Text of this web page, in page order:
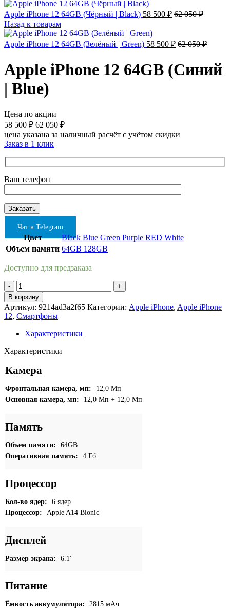
Apple iPhone 12 64GB (Чёрный | Black) 58 500 ₽ 62 050₽
Назад к товарам
Apple iPhone 12 64GB (Зелёный | Green) 58 500 ₽ 62 050₽
Apple iPhone 12 64GB (Синий
| Blue)
Цена по акции
58 500 ₽ 62 050 ₽
цена указана за наличный расчёт с учётом скидки
Заказ в 1 клик
Ваш телефон
Чат в Telegram
Цвет Black Blue Green Purple RED White
Объем памяти 64GB 128GB
Доступно для предзаказа
Количество
товара
Apple
iPhone
12
64GB
(Синий
|
В корзину
Артикул: 9214ad3a2f65 Категории: Apple iPhone, Apple iPhone
12, Смартфоны
Характеристики
Характеристики
Камера
Фронтальная камера, мп:
12,0 Мп
Основная камера, мп:
12,0 Мп + 12,0 Мп
Память
Объем памяти:
64GB
Оперативная память:
4 Гб
Процессор
Кол-во ядер:
6 ядер
Процессор:
Apple A14 Bionic
Дисплей
Размер экрана: 6.1'
Питание
Ёмкость аккумулятора: 2815 мАч